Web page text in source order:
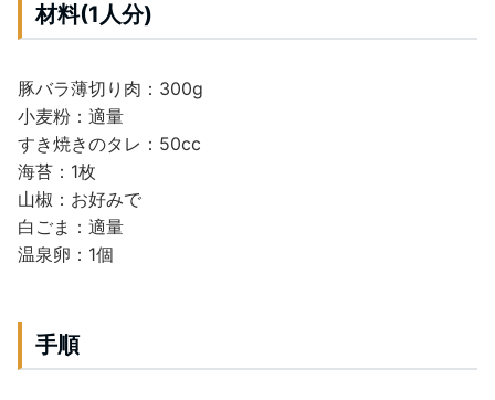
材料(1人分)
豚バラ薄切り肉：300g
小麦粉：適量
すき焼きのタレ：50cc
海苔：1枚
山椒：お好みで
白ごま：適量
温泉卵：1個
手順